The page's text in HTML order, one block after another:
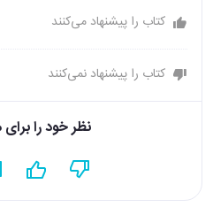
کتاب را پیشنهاد می‌کنند
کتاب را پیشنهاد نمی‌کنند
نظر خود را